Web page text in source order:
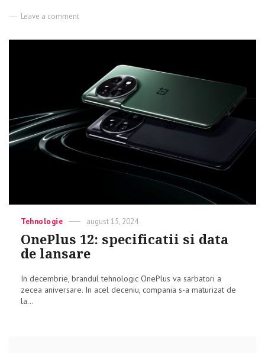
Leave a comment
avantaje
masinilor
hibride
Categories
Tehnologie
Posted
august 15, 2024
OnePlus 12: specificatii si data
de lansare
In decembrie, brandul tehnologic OnePlus va sarbatori a
zecea aniversare. In acel deceniu, compania s-a maturizat de
la...